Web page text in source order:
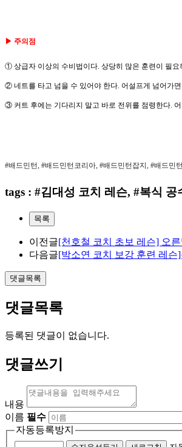
▶ 주의점
① 상급자 이상의 수비법이다. 상당히 많은 훈련이 필요
② 네트를 타고 넘을 수 있어야 한다. 어설프게 넘어가
③ 커트 후에는 기다리지 말고 바로 전위를 점령한다.
#배드민턴, #배드민턴코리아, #배드민턴잡지, #배드민
tags : #김대성 코치 레슨, #복식 공
목록
이전글[천호철 코치 초보 레슨] 오
다음글[박소연 코치 보강 훈련 레
댓글목록
댓글목록
등록된 댓글이 없습니다.
댓글쓰기
내용
이름 필수
자동등록방지